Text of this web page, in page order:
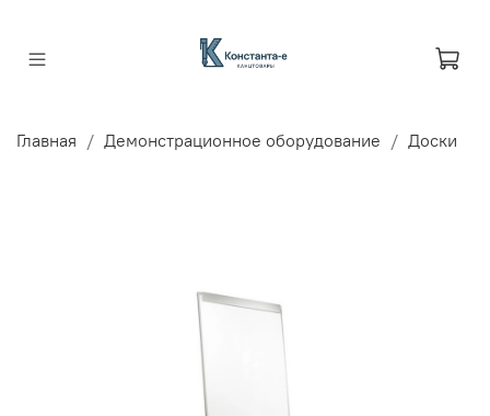
Главная Демонстрационное оборудование Доски